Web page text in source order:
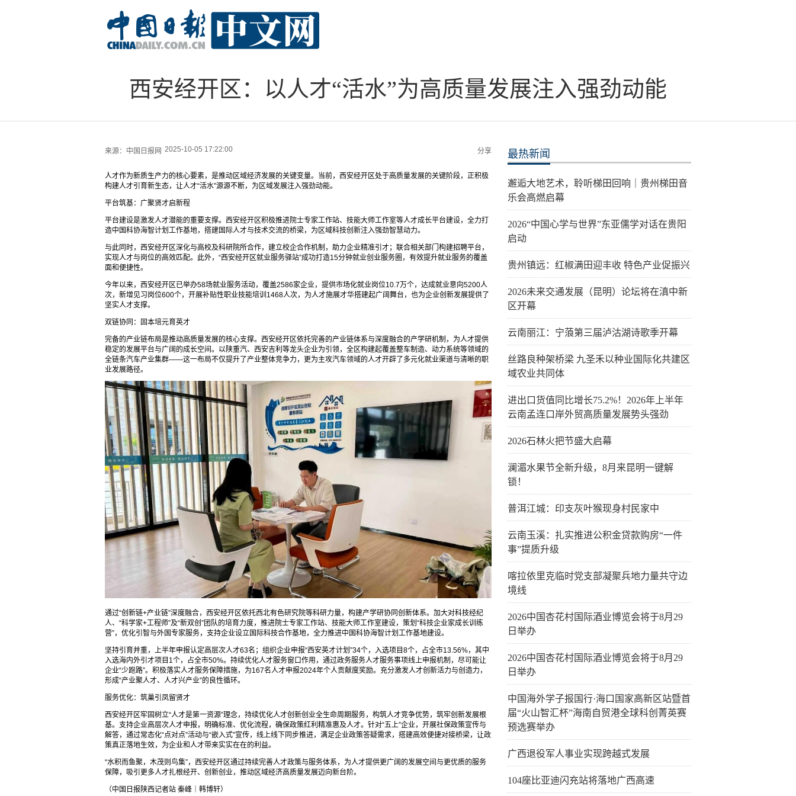
西安经开区：以人才“活水”为高质量发展注入强劲动能
来源： 中国日报网 2025-10-05 17:22:00 分享
人才作为新质生产力的核心要素，是推动区域经济发展的关键变量。当前，西安经开区处于高质量发展的关键阶段，正积极
构建人才引育新生态，让人才“活水”源源不断，为区域发展注入强劲动能。
平台筑基：广聚贤才启新程
平台建设是激发人才潜能的重要支撑。西安经开区积极推进院士专家工作站、技能大师工作室等人才成长平台建设，全力打
造中国科协海智计划工作基地，搭建国际人才与技术交流的桥梁，为区域科技创新注入强劲智慧动力。
与此同时，西安经开区深化与高校及科研院所合作，建立校企合作机制，助力企业精准引才；联合相关部门构建招聘平台，
实现人才与岗位的高效匹配。此外，“西安经开区就业服务驿站”成功打造15分钟就业创业服务圈，有效提升就业服务的覆盖
面和便捷性。
今年以来，西安经开区已举办58场就业服务活动，覆盖2586家企业，提供市场化就业岗位10.7万个，达成就业意向5200人
次，新增见习岗位600个，开展补贴性职业技能培训1468人次，为人才施展才华搭建起广阔舞台，也为企业创新发展提供了
坚实人才支撑。
双链协同：固本培元育英才
完备的产业链布局是推动高质量发展的核心支撑。西安经开区依托完善的产业链体系与深度融合的产学研机制，为人才提供
稳定的发展平台与广阔的成长空间。以陕重汽、西安吉利等龙头企业为引领，全区构建起覆盖整车制造、动力系统等领域的
全链条汽车产业集群——这一布局不仅提升了产业整体竞争力，更为主攻汽车领域的人才开辟了多元化就业渠道与清晰的职
业发展路径。
通过“创新链+产业链”深度融合，西安经开区依托西北有色研究院等科研力量，构建产学研协同创新体系。加大对科技经纪
人、“科学家+工程师”及“新双创”团队的培育力度，推进院士专家工作站、技能大师工作室建设，策划“科技企业家成长训练
营”，优化引智与外国专家服务，支持企业设立国际科技合作基地，全力推进中国科协海智计划工作基地建设。
坚持引育并重，上半年申报认定高层次人才63名；组织企业申报“西安英才计划”34个，入选项目8个，占全市13.56%，其中
入选海内外引才项目1个，占全市50%。持续优化人才服务窗口作用，通过政务服务人才服务事项线上申报机制，尽可能让
企业“少跑路”。积极落实人才服务保障措施，为167名人才申报2024年个人贡献度奖励。充分激发人才创新活力与创造力，
形成“产业聚人才、人才兴产业”的良性循环。
服务优化：筑巢引凤留贤才
西安经开区牢固树立“人才是第一资源”理念，持续优化人才创新创业全生命周期服务，构筑人才竞争优势，筑牢创新发展根
基。支持企业高层次人才申报，明确标准、优化流程，确保政策红利精准惠及人才。针对“五上”企业，开展社保政策宣传与
解答，通过常态化“点对点”活动与“嵌入式”宣传，线上线下同步推进，满足企业政策答疑需求，搭建高效便捷对接桥梁，让政
策真正落地生效，为企业和人才带来实实在在的利益。
“水积而鱼聚，木茂则鸟集”，西安经开区通过持续完善人才政策与服务体系，为人才提供更广阔的发展空间与更优质的服务
保障，吸引更多人才扎根经开、创新创业，推动区域经济高质量发展迈向新台阶。
（中国日报陕西记者站 秦峰｜韩博轩）
最热新闻
邂逅大地艺术，聆听梯田回响｜贵州梯田音
乐会高燃启幕
2026“中国心学与世界”东亚儒学对话在贵阳
启动
贵州镇远：红椒满田迎丰收 特色产业促振兴
2026未来交通发展（昆明）论坛将在滇中新
区开幕
云南丽江：宁蒗第三届泸沽湖诗歌季开幕
丝路良种架桥梁 九圣禾以种业国际化共建区
域农业共同体
进出口货值同比增长75.2%！2026年上半年
云南孟连口岸外贸高质量发展势头强劲
2026石林火把节盛大启幕
澜湄水果节全新升级，8月来昆明一键解
锁！
普洱江城：印支灰叶猴现身村民家中
云南玉溪：扎实推进公积金贷款购房“一件
事”提质升级
喀拉依里克临时党支部凝聚兵地力量共守边
境线
2026中国杏花村国际酒业博览会将于8月29
日举办
2026中国杏花村国际酒业博览会将于8月29
日举办
中国海外学子报国行·海口国家高新区站暨首
届“火山智汇杯”海南自贸港全球科创菁英赛
预选赛举办
广西退役军人事业实现跨越式发展
104座比亚迪闪充站将落地广西高速